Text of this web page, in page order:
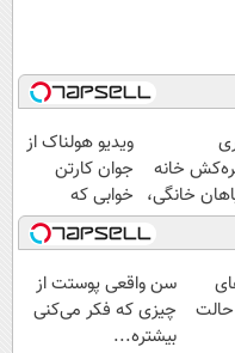
خانه
خانگی،
انواع
خانگی و
ویدیو هولناک از
جوان کارتن
خوابی که
میلیاردر شد.
آموزش رایگان
سن واقعی پوستت از
چیزی که فکر می‌کنی
بیشتره...